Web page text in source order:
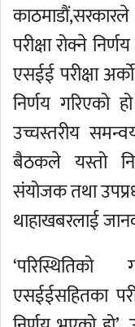
परीक्षा रोक्ने
एसईई परीक्षा
निर्णय गरिएको
उच्चस्तरीय
बैठकले यस्तो
संयोजक तथा
थाहाखबरलाई
एसईईसहितका